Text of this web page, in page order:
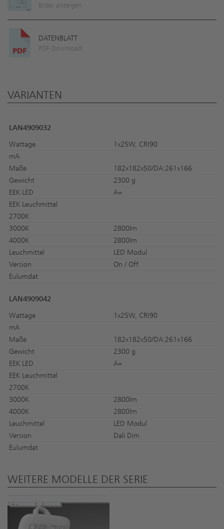
Bilder anzeigen
DATENBLATT
PDF Download
VARIANTEN
LAN4909032
Wattage
1x25W, CRI90
mA
Maße
182x182x50/DA:261x166
Gewicht
2300 g
EEK LED
A+
EEK Leuchmittel
2700K
3000K
2800lm
4000K
2800lm
Leuchmittel
LED Modul
Version
On / Off
Eulumdat
LAN4909042
Wattage
1x25W, CRI90
mA
Maße
182x182x50/DA:261x166
Gewicht
2300 g
EEK LED
A+
EEK Leuchmittel
2700K
3000K
2800lm
4000K
2800lm
Leuchmittel
LED Modul
Version
Dali Dim
Eulumdat
WEITERE MODELLE DER SERIE